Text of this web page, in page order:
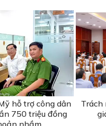
hỗ trợ công dân
750 triệu đồng
Trách